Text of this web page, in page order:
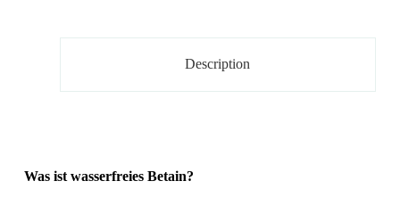
Description
Was ist wasserfreies Betain?